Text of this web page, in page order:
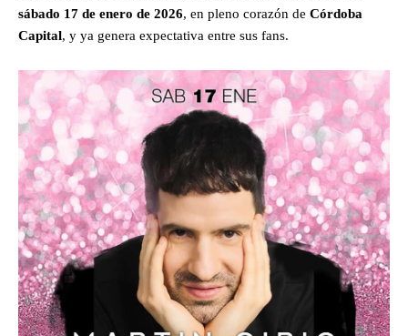
sábado 17 de enero de 2026, en pleno corazón de Córdoba
Capital, y ya genera expectativa entre sus fans.